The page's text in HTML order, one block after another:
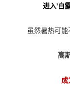
进入'白
虽然暑热可
高
成